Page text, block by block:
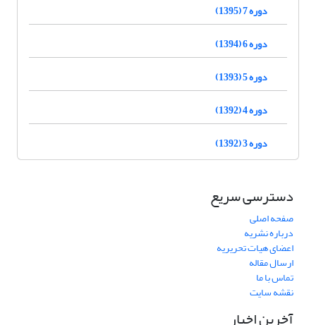
دوره 7 (1395)
دوره 6 (1394)
دوره 5 (1393)
دوره 4 (1392)
دوره 3 (1392)
دسترسی سریع
صفحه اصلی
درباره نشریه
اعضای هیات تحریریه
ارسال مقاله
تماس با ما
نقشه سایت
آخرین اخبار